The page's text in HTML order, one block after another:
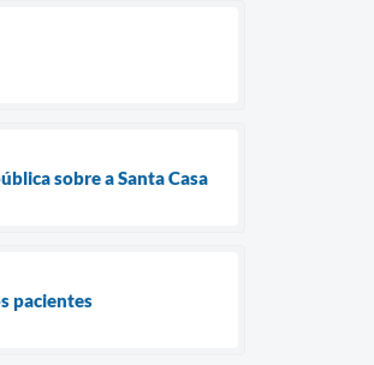
sobre a Santa Casa
pacientes